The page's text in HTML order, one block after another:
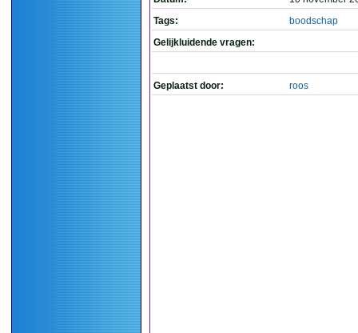
Tags:
boodschap
Gelijkluidende vragen:
Geplaatst door: roos